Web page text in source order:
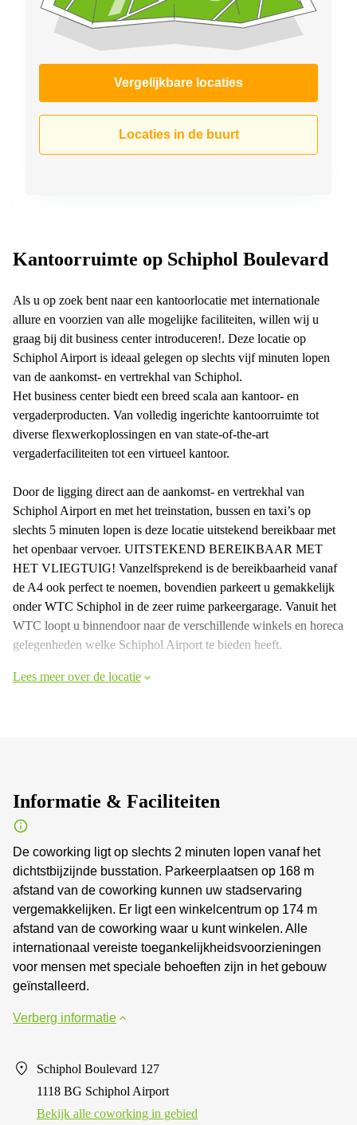
Huren in
Nijmegen
Vergelijkbare locaties
Locaties in de buurt
Kantoorruimte op Schiphol Boulevard
Als u op zoek bent naar een kantoorlocatie met internationale
allure en voorzien van alle mogelijke faciliteiten, willen wij u
graag bij dit business center introduceren!. Deze locatie op
Schiphol Airport is ideaal gelegen op slechts vijf minuten lopen
van de aankomst- en vertrekhal van Schiphol.
Het business center biedt een breed scala aan kantoor- en
vergaderproducten. Van volledig ingerichte kantoorruimte tot
diverse flexwerkoplossingen en van state-of-the-art
vergaderfaciliteiten tot een virtueel kantoor.
Door de ligging direct aan de aankomst- en vertrekhal van
Schiphol Airport en met het treinstation, bussen en taxi’s op
slechts 5 minuten lopen is deze locatie uitstekend bereikbaar met
het openbaar vervoer. UITSTEKEND BEREIKBAAR MET
HET VLIEGTUIG! Vanzelfsprekend is de bereikbaarheid vanaf
de A4 ook perfect te noemen, bovendien parkeert u gemakkelijk
onder WTC Schiphol in de zeer ruime parkeergarage. Vanuit het
WTC loopt u binnendoor naar de verschillende winkels en horeca
gelegenheden welke Schiphol Airport te bieden heeft.
Lees meer over de locatie
Informatie & Faciliteiten
De coworking ligt op slechts 2 minuten lopen vanaf het
dichtstbijzijnde busstation. Parkeerplaatsen op 168 m
afstand van de coworking kunnen uw stadservaring
vergemakkelijken. Er ligt een winkelcentrum op 174 m
afstand van de coworking waar u kunt winkelen. Alle
internationaal vereiste toegankelijkheidsvoorzieningen
voor mensen met speciale behoeften zijn in het gebouw
geïnstalleerd.
Verberg informatie
Schiphol Boulevard 127
1118 BG Schiphol Airport
Bekijk alle сoworking in gebied